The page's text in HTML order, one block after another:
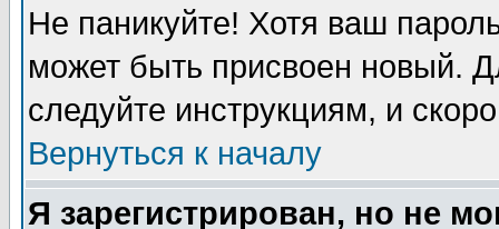
Не паникуйте! Хотя ваш
может быть присвоен новый.
следуйте инструкциям, и
Вернуться к началу
Я зарегистрирован, но не